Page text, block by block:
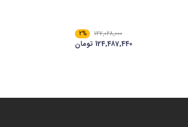
127٬028٬000
2%
124٬487٬440 تومان